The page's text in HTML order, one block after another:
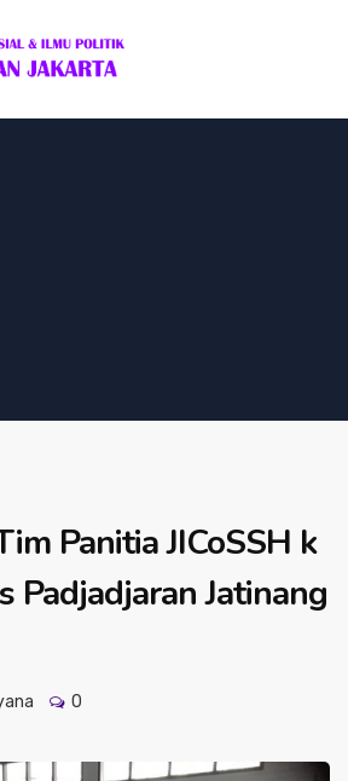
Panitia JICoSSH k
Padjadjaran Jatinang
0